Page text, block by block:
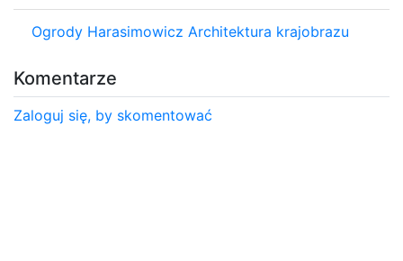
Ogrody Harasimowicz Architektura krajobrazu
Komentarze
Zaloguj się, by skomentować